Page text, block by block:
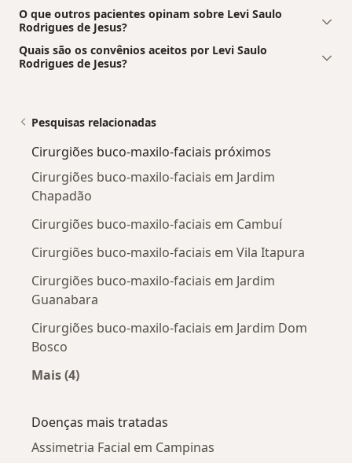
O que outros pacientes opinam sobre Levi Saulo
Rodrigues de Jesus?
Quais são os convênios aceitos por Levi Saulo
Rodrigues de Jesus?
Pesquisas relacionadas
Cirurgiões buco-maxilo-faciais próximos
Cirurgiões buco-maxilo-faciais em Jardim
Chapadão
Cirurgiões buco-maxilo-faciais em Cambuí
Cirurgiões buco-maxilo-faciais em Vila Itapura
Cirurgiões buco-maxilo-faciais em Jardim
Guanabara
Cirurgiões buco-maxilo-faciais em Jardim Dom
Bosco
Mais (4)
Doenças mais tratadas
Assimetria Facial em Campinas